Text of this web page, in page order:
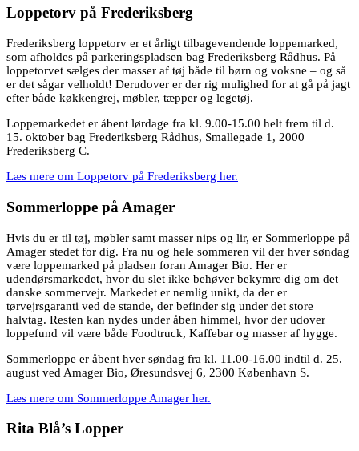
Loppetorv på Frederiksberg
Frederiksberg loppetorv er et årligt tilbagevendende loppemarked,
som afholdes på parkeringspladsen bag Frederiksberg Rådhus. På
loppetorvet sælges der masser af tøj både til børn og voksne – og så
er det sågar velholdt! Derudover er der rig mulighed for at gå på jagt
efter både køkkengrej, møbler, tæpper og legetøj.
Loppemarkedet er åbent lørdage fra kl. 9.00-15.00 helt frem til d.
15. oktober bag Frederiksberg Rådhus, Smallegade 1, 2000
Frederiksberg C.
Læs mere om Loppetorv på Frederiksberg her.
Sommerloppe på Amager
Hvis du er til tøj, møbler samt masser nips og lir, er Sommerloppe på
Amager stedet for dig. Fra nu og hele sommeren vil der hver søndag
være loppemarked på pladsen foran Amager Bio. Her er
udendørsmarkedet, hvor du slet ikke behøver bekymre dig om det
danske sommervejr. Markedet er nemlig unikt, da der er
tørvejrsgaranti ved de stande, der befinder sig under det store
halvtag. Resten kan nydes under åben himmel, hvor der udover
loppefund vil være både Foodtruck, Kaffebar og masser af hygge.
Sommerloppe er åbent hver søndag fra kl. 11.00-16.00 indtil d. 25.
august ved Amager Bio, Øresundsvej 6, 2300 København S.
Læs mere om Sommerloppe Amager her.
Rita Blå’s Lopper